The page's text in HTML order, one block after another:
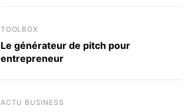
TOOLBOX
Le générateur de pitch pour
entrepreneur
ACTU BUSINESS